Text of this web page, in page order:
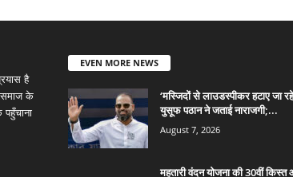
है
समाज के
EVEN MORE NEWS
‘मस्जिदों से लाउडस्पीकर हटाए जा
युसूफ पठान ने जताई नाराजगी;...
August 7, 2026
महतारी वंदन योजना की 30वीं